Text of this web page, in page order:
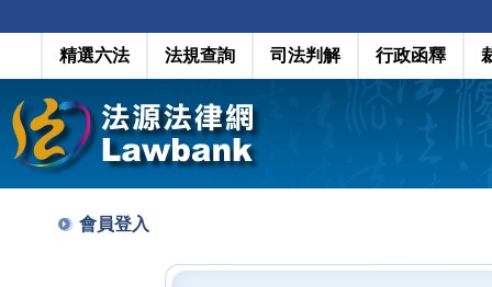
精選六法 法規查詢 司法判解 行政函釋
會員登入